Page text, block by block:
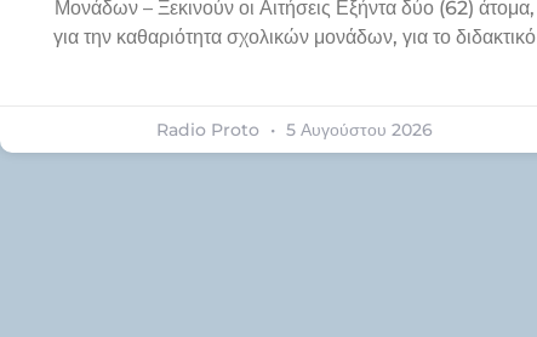
Μονάδων – Ξεκινούν οι Αιτήσεις Εξήντα δύο (62) άτομα,
για την καθαριότητα σχολικών μονάδων, για το διδακτικό
Radio Proto 5 Αυγούστου 2026